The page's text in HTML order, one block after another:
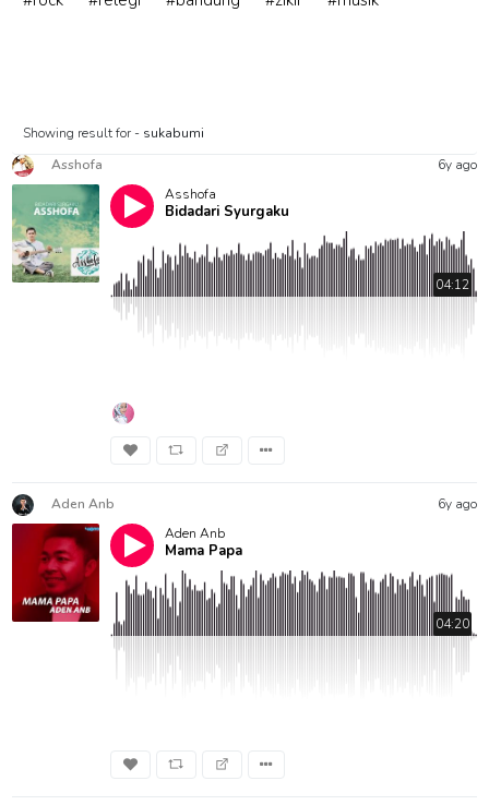
Showing result for - sukabumi
Asshofa
6y ago
Asshofa
Bidadari Syurgaku
04:12
Aden Anb
6y ago
Aden Anb
Mama Papa
04:20